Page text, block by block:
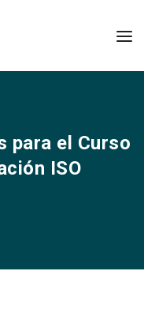
para el Curso
ISO